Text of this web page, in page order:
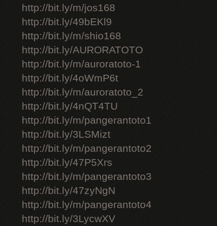
http://bit.ly/m/jos168
http://bit.ly/49bEKl9
http://bit.ly/m/shio168
http://bit.ly/AURORATOTO
http://bit.ly/m/auroratoto-1
http://bit.ly/4oWmP6t
http://bit.ly/m/auroratoto_2
http://bit.ly/4nQT4TU
http://bit.ly/m/pangerantoto1
http://bit.ly/3LSMizt
http://bit.ly/m/pangerantoto2
http://bit.ly/47P5Xrs
http://bit.ly/m/pangerantoto3
http://bit.ly/47zyNgN
http://bit.ly/m/pangerantoto4
http://bit.ly/3LycwXV